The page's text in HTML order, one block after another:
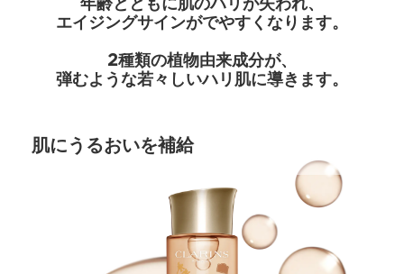
エイジングサインがでやすくなります。
2種類の植物由来成分が、
弾むような若々しいハリ肌に導きます。
肌にうるおいを補給